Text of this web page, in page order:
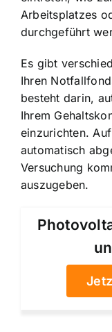
Arbeitsplatzes
durchgeführt
Es gibt
Ihren
besteht darin,
Ihrem
einzurichten.
automatisch
Versuchung
auszugeben.